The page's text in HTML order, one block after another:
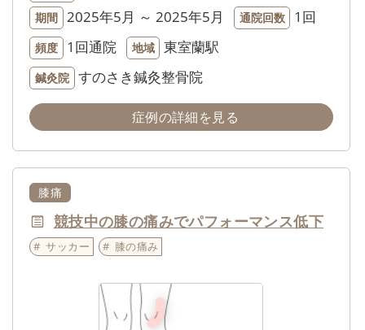
期間 2025年5月 ～ 2025年5月 通院回数 1回
頻度 1回通院 地域 東室蘭駅
鍼灸院 すのさき鍼灸整骨院
症例の詳細を見る
膝痛
競技中の膝の痛みでパフォーマンス低下
サッカー 膝の痛み